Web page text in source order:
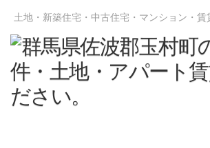
土地・新築住宅・中古住宅・マンション・